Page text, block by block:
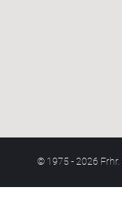
© 1975 -2026 Frhr.